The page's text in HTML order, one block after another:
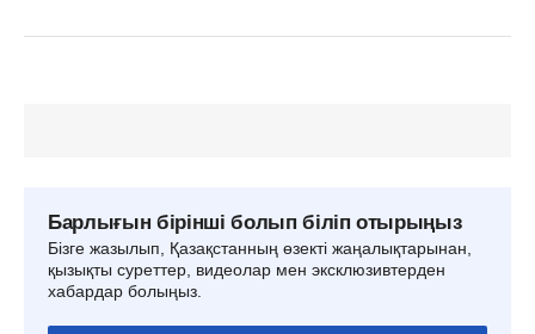
Барлығын бірінші болып біліп отырыңыз
Бізге жазылып, Қазақстанның өзекті жаңалықтарынан,
қызықты суреттер, видеолар мен эксклюзивтерден
хабардар болыңыз.